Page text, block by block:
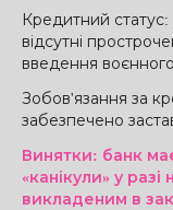
Кредитний
відсутні
введення
Зобов'язання за
забезпечено
Винятки: банк
«канікули» у
викладеним в